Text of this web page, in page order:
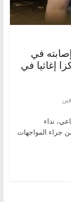
في
إغاثيا في
نداء
جراء المواجهات